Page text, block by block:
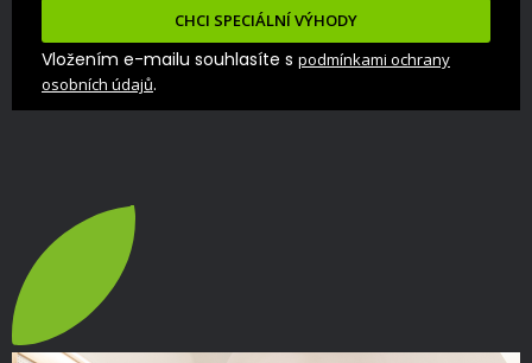
CHCI SPECIÁLNÍ VÝHODY
Vložením e-mailu souhlasíte s podmínkami ochrany
osobních údajů.